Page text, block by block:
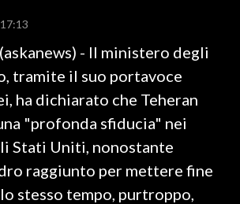
- Il ministero degli
tramite il suo portavoce
ha dichiarato che Teheran
"profonda sfiducia" nei
Stati Uniti, nonostante
raggiunto per mettere fine
stesso tempo, purtroppo,